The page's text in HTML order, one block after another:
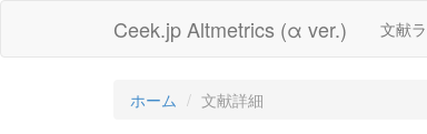
Ceek.jp Altmetrics (α ver.) 文献
ホーム 文献詳細